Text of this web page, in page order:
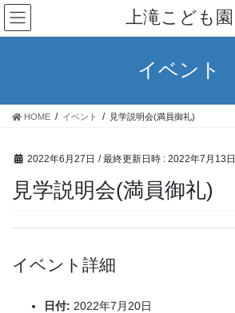
コ
ン
テ
ス
ナ
ビ
ゲ
ン
上滝こども園
イベント
HOME イベント 見学説明会(満員御礼)
2022年6月27日 / 最終更新日時 : 2022年7月13日
見学説明会(満員御礼)
イベント詳細
日付: 2022年7月20日